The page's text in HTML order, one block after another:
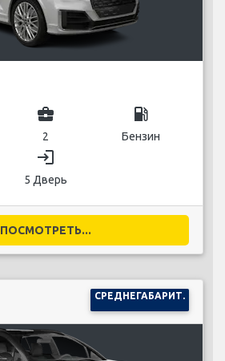
business_center
2
local_gas_station
Бензин
login
5 Дверь
ПОСМОТРЕТЬ...
СРЕДНЕГАБАРИТ.